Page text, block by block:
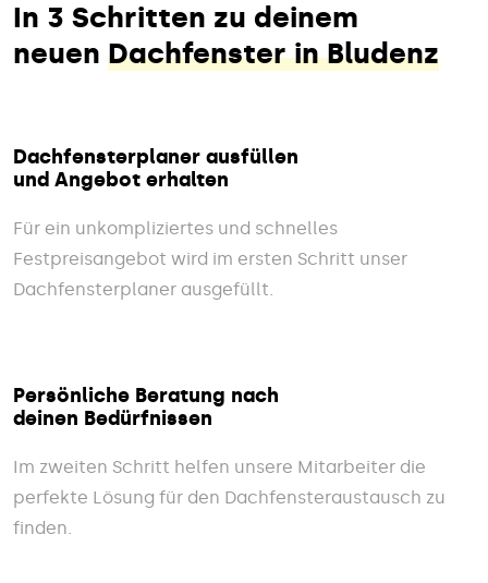
In 3 Schritten zu deinem
neuen Dachfenster in Bludenz
Dachfensterplaner ausfüllen
und Angebot erhalten
Für ein unkompliziertes und schnelles
Festpreisangebot wird im ersten Schritt unser
Dachfensterplaner ausgefüllt.
Persönliche Beratung nach
deinen Bedürfnissen
Im zweiten Schritt helfen unsere Mitarbeiter die
perfekte Lösung für den Dachfensteraustausch zu
finden.